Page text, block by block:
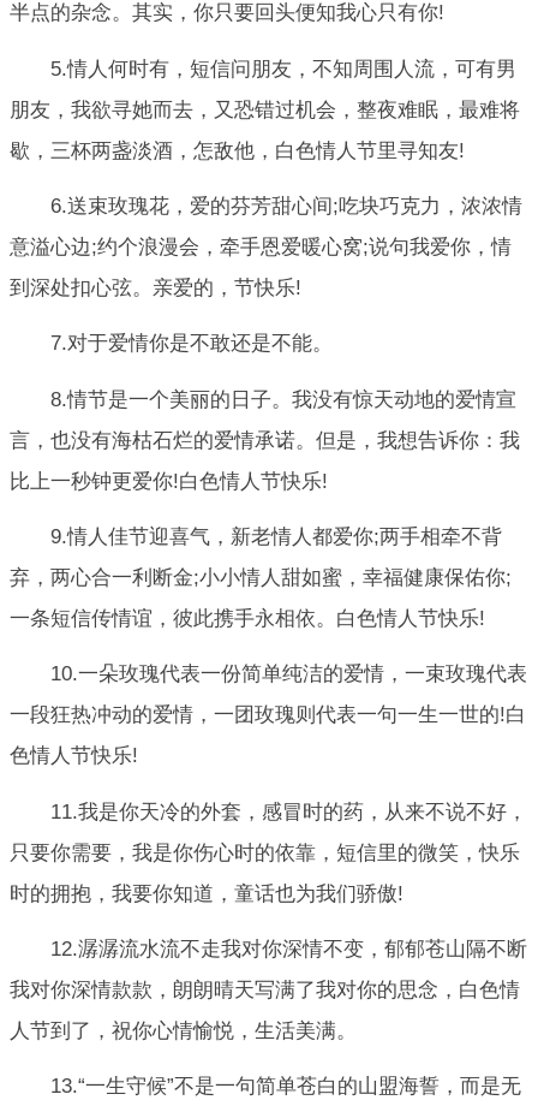
半点的杂念。其实，你只要回头便知我心只有你!
5.情人何时有，短信问朋友，不知周围人流，可有男
朋友，我欲寻她而去，又恐错过机会，整夜难眠，最难将
歇，三杯两盏淡酒，怎敌他，白色情人节里寻知友!
6.送束玫瑰花，爱的芬芳甜心间;吃块巧克力，浓浓情
意溢心边;约个浪漫会，牵手恩爱暖心窝;说句我爱你，情
到深处扣心弦。亲爱的，节快乐!
7.对于爱情你是不敢还是不能。
8.情节是一个美丽的日子。我没有惊天动地的爱情宣
言，也没有海枯石烂的爱情承诺。但是，我想告诉你：我
比上一秒钟更爱你!白色情人节快乐!
9.情人佳节迎喜气，新老情人都爱你;两手相牵不背
弃，两心合一利断金;小小情人甜如蜜，幸福健康保佑你;
一条短信传情谊，彼此携手永相依。白色情人节快乐!
10.一朵玫瑰代表一份简单纯洁的爱情，一束玫瑰代表
一段狂热冲动的爱情，一团玫瑰则代表一句一生一世的!白
色情人节快乐!
11.我是你天冷的外套，感冒时的药，从来不说不好，
只要你需要，我是你伤心时的依靠，短信里的微笑，快乐
时的拥抱，我要你知道，童话也为我们骄傲!
12.潺潺流水流不走我对你深情不变，郁郁苍山隔不断
我对你深情款款，朗朗晴天写满了我对你的思念，白色情
人节到了，祝你心情愉悦，生活美满。
13.“一生守候”不是一句简单苍白的山盟海誓，而是无